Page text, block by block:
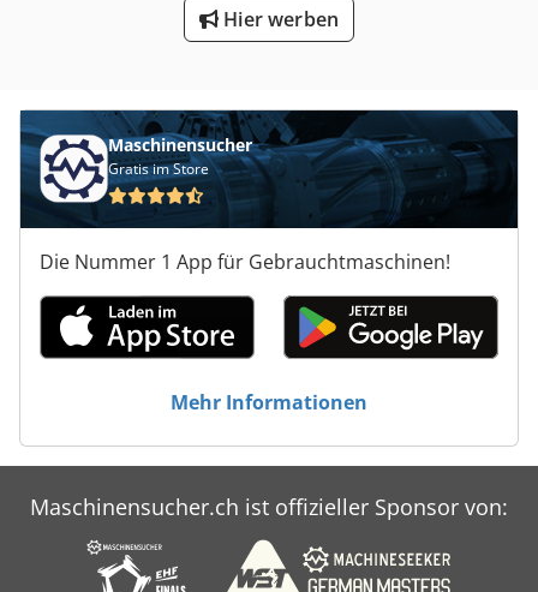
Hier werben
Maschinensucher
Gratis im Store
Die Nummer 1 App für Gebrauchtmaschinen!
Mehr Informationen
Maschinensucher.ch ist offizieller Sponsor von: